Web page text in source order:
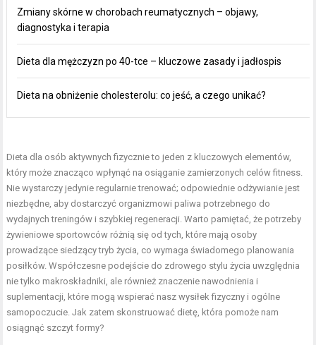
Zmiany skórne w chorobach reumatycznych – objawy,
diagnostyka i terapia
Dieta dla mężczyzn po 40-tce – kluczowe zasady i jadłospis
Dieta na obniżenie cholesterolu: co jeść, a czego unikać?
Dieta dla osób aktywnych fizycznie to jeden z kluczowych elementów,
który może znacząco wpłynąć na osiąganie zamierzonych celów fitness.
Nie wystarczy jedynie regularnie trenować; odpowiednie odżywianie jest
niezbędne, aby dostarczyć organizmowi paliwa potrzebnego do
wydajnych treningów i szybkiej regeneracji. Warto pamiętać, że potrzeby
żywieniowe sportowców różnią się od tych, które mają osoby
prowadzące siedzący tryb życia, co wymaga świadomego planowania
posiłków. Współczesne podejście do zdrowego stylu życia uwzględnia
nie tylko makroskładniki, ale również znaczenie nawodnienia i
suplementacji, które mogą wspierać nasz wysiłek fizyczny i ogólne
samopoczucie. Jak zatem skonstruować dietę, która pomoże nam
osiągnąć szczyt formy?